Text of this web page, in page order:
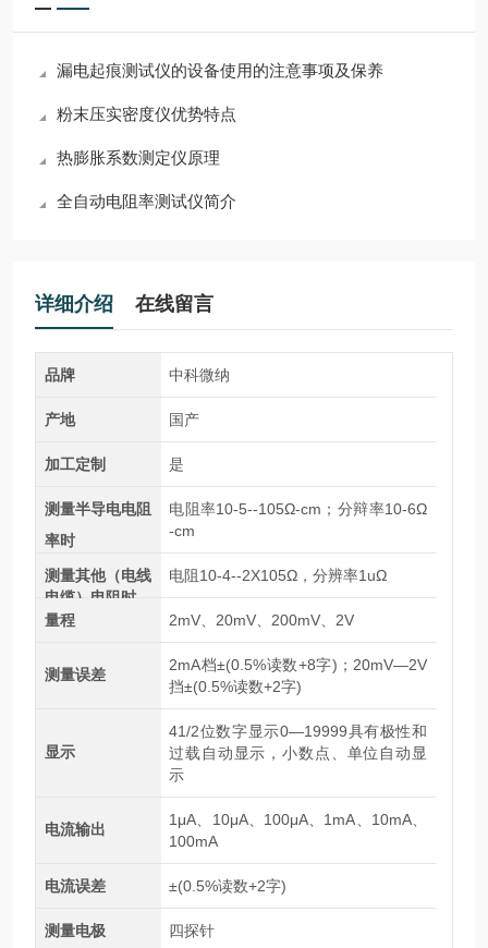
漏电起痕测试仪的设备使用的注意事项及保养
粉末压实密度仪优势特点
热膨胀系数测定仪原理
全自动电阻率测试仪简介
详细介绍 在线留言
品牌 中科微纳
产地 国产
加工定制 是
测量半导电电阻
率时
电阻率10-5--105Ω-cm；分辩率10-6Ω
-cm
测量其他（电线
电缆）电阻时
电阻10-4--2X105Ω，分辨率1uΩ
量程 2mV、20mV、200mV、2V
测量误差
2mA档±(0.5%读数+8字)；20mV—2V
挡±(0.5%读数+2字)
显示
41/2位数字显示0—19999具有极性和
过载自动显示，小数点、单位自动显
示
电流输出
1μA、10μA、100μA、1mA、10mA、
100mA
电流误差 ±(0.5%读数+2字)
测量电极 四探针